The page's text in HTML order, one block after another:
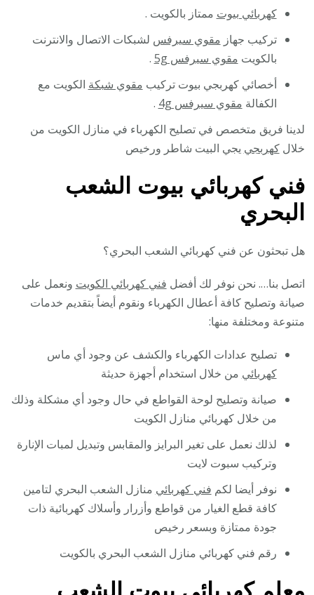
كهربائي بيوت ممتاز بالكويت .
تركيب جهاز مقوي سيرفس لشبكات الاتصال والانترنت
بالكويت مقوي سيرفس 5g
.
أخصائي كهربجي بيوت تركيب مقوي شبكة الكويت مع
الكفالة مقوي سيرفس 4g
.
لدينا فريق متخصص في تصليح الكهرباء في منازل الكويت من
خلالكهربجي يجي البيت شاطر ورخيص
فني كهربائي بيوت الشعب
البحري
هل تبحثون عن فني كهربائي الشعب البحري؟
اتصل بنا…. نحن نوفر لك أفضل فني كهربائي الكويت ونعمل على
صيانة وتصليح كافة أعطال الكهرباء ونقوم أيضاً بتقديم خدمات
متنوعة ومختلفة منها:
تصليح عدادات الكهرباء والكشف عن وجود أي ماس
كهربائي من خلال استخدام أجهزة حديثة
صيانة وتصليح لوحة القواطع في حال وجود أي مشكلة وذلك
من خلال كهربائي منازل الكويت
لذلك نعمل على تغير البرايز والمقابس وتبديل لمبات الإنارة
وتركيب سبوت لايت
نوفر أيضا لكم فني كهربائي منازل الشعب البحري لتامين
كافة قطع الغيار من قواطع وأزرار وأسلاك كهربائية ذات
جودة ممتازة وبسعر رخيص
رقم فني كهربائي منازل الشعب البحري بالكويت